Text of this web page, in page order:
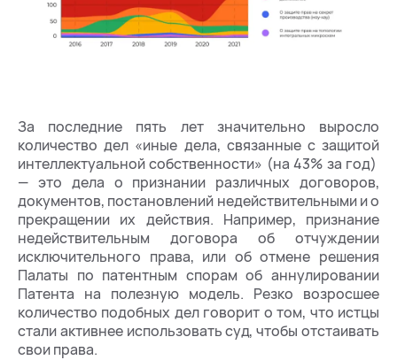
За последние пять лет значительно выросло
количество дел «иные дела, связанные с защитой
интеллектуальной собственности» (на 43% за год)
— это дела о признании различных договоров,
документов, постановлений недействительными и о
прекращении их действия. Например, признание
недействительным договора об отчуждении
исключительного права, или об отмене решения
Палаты по патентным спорам об аннулировании
Патента на полезную модель. Резко возросшее
количество подобных дел говорит о том, что истцы
стали активнее использовать суд, чтобы отстаивать
свои права.